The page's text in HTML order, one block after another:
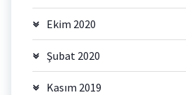
Ekim 2020
Şubat 2020
Kasım 2019